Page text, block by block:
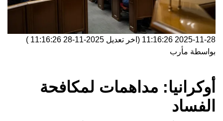
2025-11-28 11:16:26 (اخر تعديل 2025-11-28 11:16:26
)
بواسطة مأرب
أوكرانيا: مداهمات لمكافحة
الفساد